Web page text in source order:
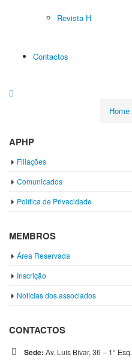
Revista H
Contactos
Home
APHP
Filiações
Comunicados
Política de Privacidade
MEMBROS
Área Reservada
Inscrição
Notícias dos associados
CONTACTOS
Sede: Av. Luís Bívar, 36 – 1° Esq.